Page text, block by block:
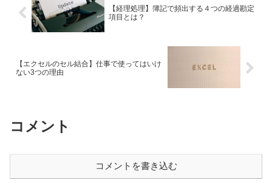
【経理処理】簿記で頻出する４つの経過勘定
項目とは？
【エクセルのセル結合】仕事で使ってはいけ
ない3つの理由
コメント
コメントを書き込む